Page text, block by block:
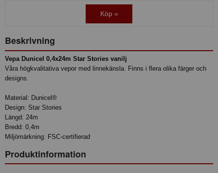
Köp »
Beskrivning
Vepa Dunicel 0,4x24m Star Stories vanilj
Våra högkvalitativa vepor med linnekänsla. Finns i flera olika färger och
designs.
Material: Dunicel®
Design: Star Stories
Längd: 24m
Bredd: 0,4m
Miljömärkning: FSC-certifierad
Produktinformation